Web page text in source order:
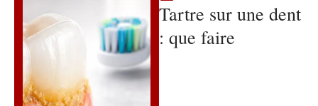
Tartre sur une dent
: que faire